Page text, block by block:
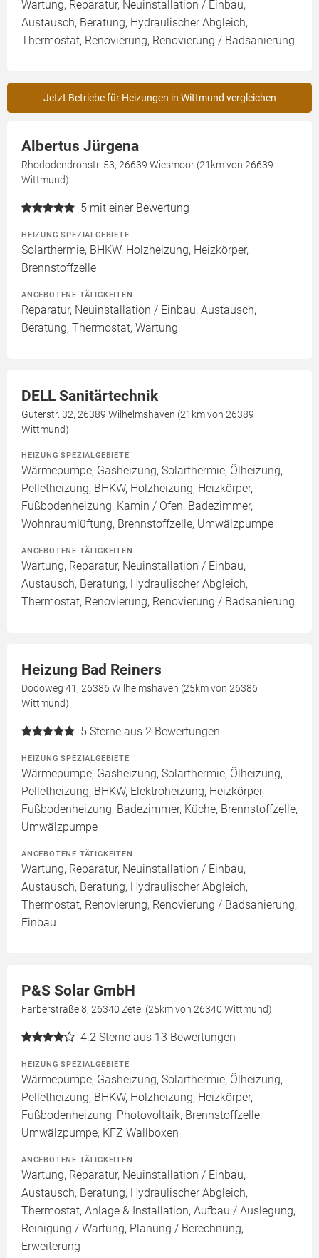
Wartung, Reparatur, Neuinstallation / Einbau,
Austausch, Beratung, Hydraulischer Abgleich,
Thermostat, Renovierung, Renovierung / Badsanierung
Jetzt Betriebe für Heizungen in Wittmund vergleichen
Albertus Jürgena
Rhododendronstr. 53, 26639 Wiesmoor (21km von 26639
Wittmund)
5 mit einer Bewertung
HEIZUNG SPEZIALGEBIETE
Solarthermie, BHKW, Holzheizung, Heizkörper,
Brennstoffzelle
ANGEBOTENE TÄTIGKEITEN
Reparatur, Neuinstallation / Einbau, Austausch,
Beratung, Thermostat, Wartung
DELL Sanitärtechnik
Güterstr. 32, 26389 Wilhelmshaven (21km von 26389
Wittmund)
HEIZUNG SPEZIALGEBIETE
Wärmepumpe, Gasheizung, Solarthermie, Ölheizung,
Pelletheizung, BHKW, Holzheizung, Heizkörper,
Fußbodenheizung, Kamin / Ofen, Badezimmer,
Wohnraumlüftung, Brennstoffzelle, Umwälzpumpe
ANGEBOTENE TÄTIGKEITEN
Wartung, Reparatur, Neuinstallation / Einbau,
Austausch, Beratung, Hydraulischer Abgleich,
Thermostat, Renovierung, Renovierung / Badsanierung
Heizung Bad Reiners
Dodoweg 41, 26386 Wilhelmshaven (25km von 26386
Wittmund)
5 Sterne aus 2 Bewertungen
HEIZUNG SPEZIALGEBIETE
Wärmepumpe, Gasheizung, Solarthermie, Ölheizung,
Pelletheizung, BHKW, Elektroheizung, Heizkörper,
Fußbodenheizung, Badezimmer, Küche, Brennstoffzelle,
Umwälzpumpe
ANGEBOTENE TÄTIGKEITEN
Wartung, Reparatur, Neuinstallation / Einbau,
Austausch, Beratung, Hydraulischer Abgleich,
Thermostat, Renovierung, Renovierung / Badsanierung,
Einbau
P&S Solar GmbH
Färberstraße 8, 26340 Zetel (25km von 26340 Wittmund)
4.2 Sterne aus 13 Bewertungen
HEIZUNG SPEZIALGEBIETE
Wärmepumpe, Gasheizung, Solarthermie, Ölheizung,
Pelletheizung, BHKW, Holzheizung, Heizkörper,
Fußbodenheizung, Photovoltaik, Brennstoffzelle,
Umwälzpumpe, KFZ Wallboxen
ANGEBOTENE TÄTIGKEITEN
Wartung, Reparatur, Neuinstallation / Einbau,
Austausch, Beratung, Hydraulischer Abgleich,
Thermostat, Anlage & Installation, Aufbau / Auslegung,
Reinigung / Wartung, Planung / Berechnung,
Erweiterung